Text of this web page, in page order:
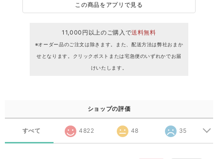
この商品をアプリで見る
11,000円以上のご購入で送料無料
※オーダー品のご注文は除きます。また、配送方法は弊社おまか
せとなります。クリックポストまたは宅急便のいずれかでお届
けいたします。
ショップの評価
すべて 4822 48 35